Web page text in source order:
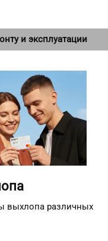
и эксплуатации
выхлопа различных